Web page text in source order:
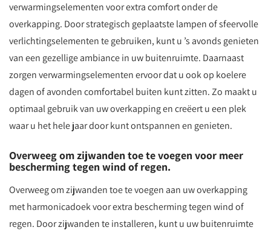
verwarmingselementen voor extra comfort onder de
overkapping. Door strategisch geplaatste lampen of sfeervolle
verlichtingselementen te gebruiken, kunt u ’s avonds genieten
van een gezellige ambiance in uw buitenruimte. Daarnaast
zorgen verwarmingselementen ervoor dat u ook op koelere
dagen of avonden comfortabel buiten kunt zitten. Zo maakt u
optimaal gebruik van uw overkapping en creëert u een plek
waar u het hele jaar door kunt ontspannen en genieten.
Overweeg om zijwanden toe te voegen voor meer
bescherming tegen wind of regen.
Overweeg om zijwanden toe te voegen aan uw overkapping
met harmonicadoek voor extra bescherming tegen wind of
regen. Door zijwanden te installeren, kunt u uw buitenruimte